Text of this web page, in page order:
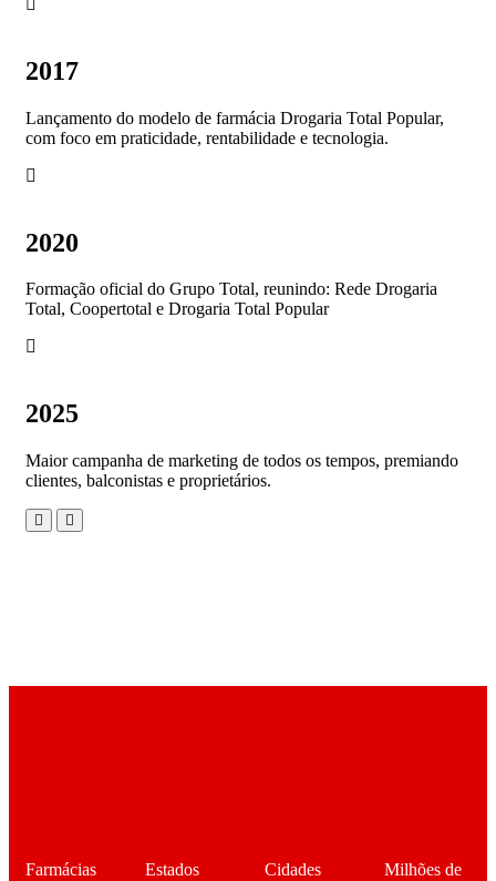
2017
Lançamento do modelo de farmácia Drogaria Total Popular,
com foco em praticidade, rentabilidade e tecnologia.
2020
Formação oficial do Grupo Total, reunindo: Rede Drogaria
Total, Coopertotal e Drogaria Total Popular
2025
Maior campanha de marketing de todos os tempos, premiando
clientes, balconistas e proprietários.
Farmácias
Estados
Cidades
Milhões de